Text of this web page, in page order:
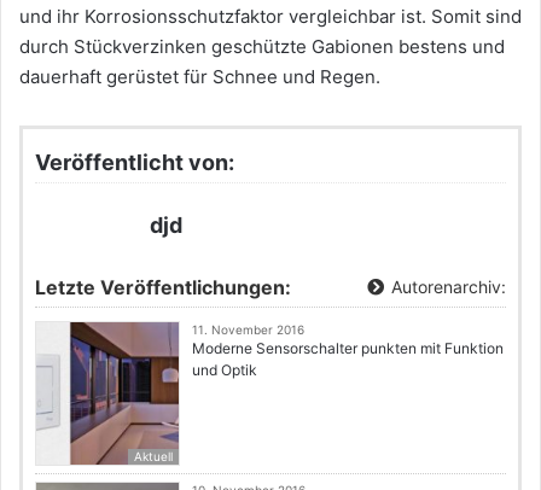
und ihr Korrosionsschutzfaktor vergleichbar ist. Somit sind
durch Stückverzinken geschützte Gabionen bestens und
dauerhaft gerüstet für Schnee und Regen.
Veröffentlicht von:
djd
Letzte Veröffentlichungen: Autorenarchiv:
Aktuell
11. November 2016
Moderne Sensorschalter punkten mit Funktion
und Optik